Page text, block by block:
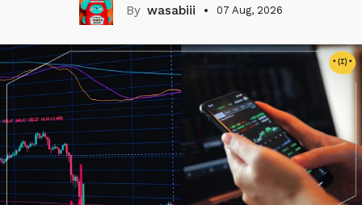
wasabiii 07 Aug, 2026